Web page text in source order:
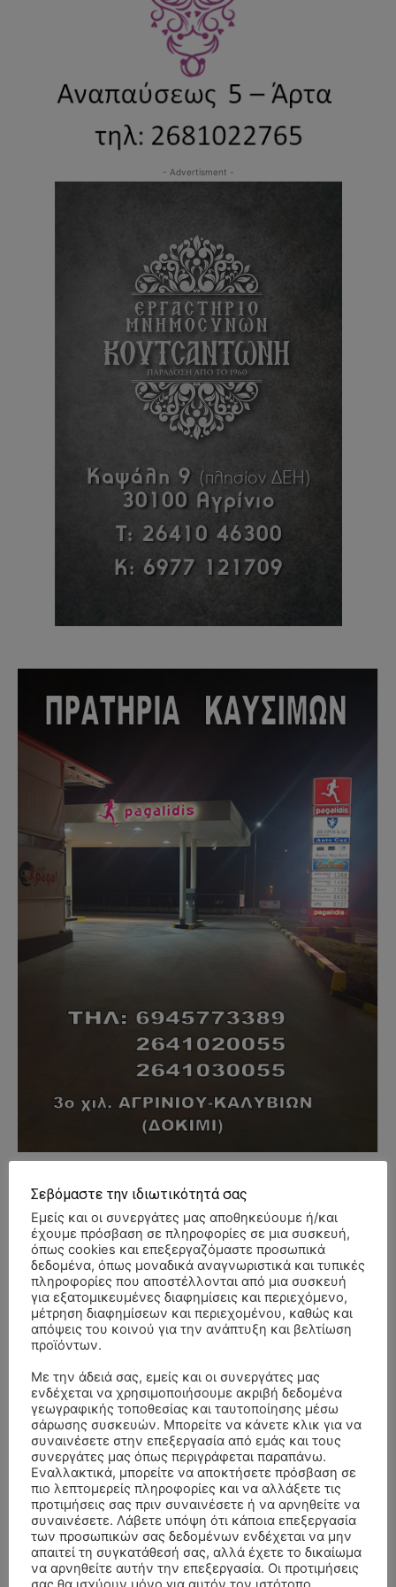
- Advertisment -
ΣΥΛΛΥΠΗΤΗΡΙΑ ΜΗΝΥΜΑΤΑ
ΠΑΝΑΓΙΩΤΗΣ IΩΑΚΕΙΜΙΔΗΣεπίΚΗΔΕΙΑ – ΔΕΥΤΕΡΑ 3/8/2026 –
ΣΠΥΡΙΔΟΥΛΑ Γ. ΣΕΪΤΑΝΙΔΟΥ ΕΤΩΝ 91
Αγγελική ΘωμουεπίΚΗΔΕΙΑ – ΔΕΥΤΕΡΑ 3/8/2026 – ΔΗΜΗΤΡΙΟΣ Σ.
Σεβόμαστε την ιδιωτικότητά σας
Εμείς και οι συνεργάτες μας αποθηκεύουμε ή/και
έχουμε πρόσβαση σε πληροφορίες σε μια συσκευή,
όπως cookies και επεξεργαζόμαστε προσωπικά
δεδομένα, όπως μοναδικά αναγνωριστικά και τυπικές
πληροφορίες που αποστέλλονται από μια συσκευή
για εξατομικευμένες διαφημίσεις και περιεχόμενο,
μέτρηση διαφημίσεων και περιεχομένου, καθώς και
απόψεις του κοινού για την ανάπτυξη και βελτίωση
προϊόντων.
Με την άδειά σας, εμείς και οι συνεργάτες μας
ενδέχεται να χρησιμοποιήσουμε ακριβή δεδομένα
γεωγραφικής τοποθεσίας και ταυτοποίησης μέσω
σάρωσης συσκευών. Μπορείτε να κάνετε κλικ για να
συναινέσετε στην επεξεργασία από εμάς και τους
συνεργάτες μας όπως περιγράφεται παραπάνω.
Εναλλακτικά, μπορείτε να αποκτήσετε πρόσβαση σε
πιο λεπτομερείς πληροφορίες και να αλλάξετε τις
προτιμήσεις σας πριν συναινέσετε ή να αρνηθείτε να
συναινέσετε. Λάβετε υπόψη ότι κάποια επεξεργασία
των προσωπικών σας δεδομένων ενδέχεται να μην
απαιτεί τη συγκατάθεσή σας, αλλά έχετε το δικαίωμα
να αρνηθείτε αυτήν την επεξεργασία. Οι προτιμήσεις